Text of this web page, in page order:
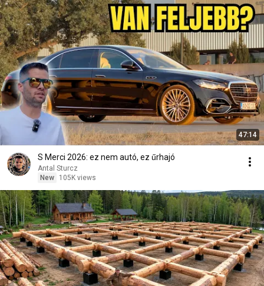
47:14
S Merci 2026: ez nem autó, ez űrhajó
Antal Sturcz
New
105K views